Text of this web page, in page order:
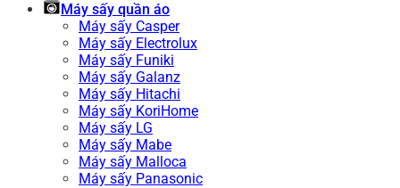
Máy sấy quần áo
Máy sấy Casper
Máy sấy Electrolux
Máy sấy Funiki
Máy sấy Galanz
Máy sấy Hitachi
Máy sấy KoriHome
Máy sấy LG
Máy sấy Mabe
Máy sấy Malloca
Máy sấy Panasonic